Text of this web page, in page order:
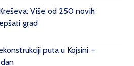
Više od 250 novih
grad
puta u Kojsini –